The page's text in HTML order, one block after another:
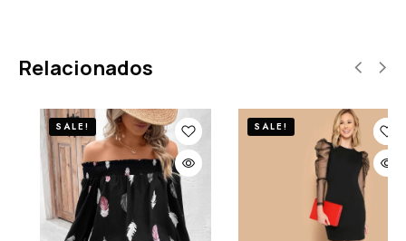
Relacionados
SALE! SALE!